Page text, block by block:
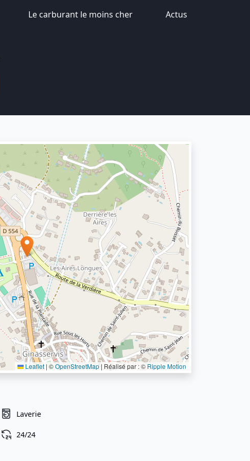
Le carburant le moins cher Actus
Leaflet | ©OpenStreetMap | Réalisé par : © Ripple Motion
Laverie
24/24